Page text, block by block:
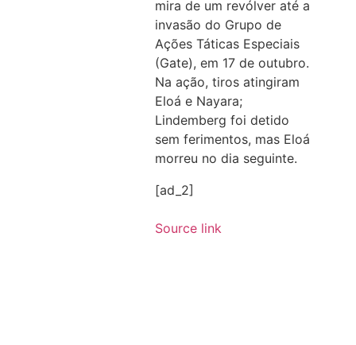
mira de um revólver até a
invasão do Grupo de
Ações Táticas Especiais
(Gate), em 17 de outubro.
Na ação, tiros atingiram
Eloá e Nayara;
Lindemberg foi detido
sem ferimentos, mas Eloá
morreu no dia seguinte.
[ad_2]
Source link